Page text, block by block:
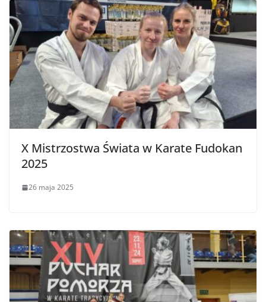
X Mistrzostwa Świata w Karate Fudokan
2025
26 maja 2025